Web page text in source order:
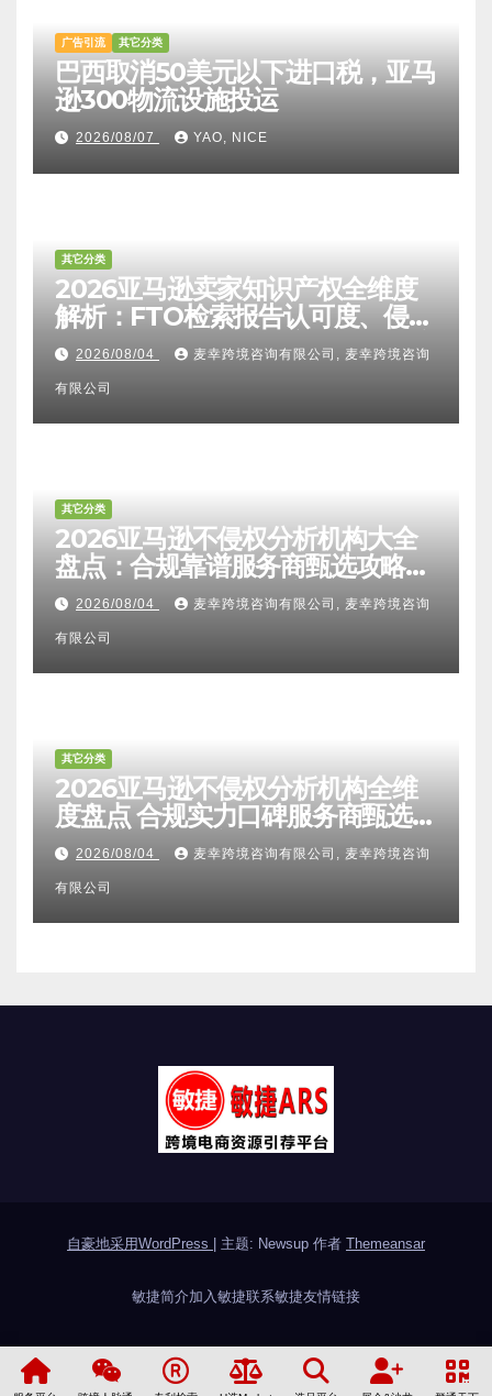
广告引流 其它分类
巴西取消50美元以下进口税，亚马
其它分类
2026亚马逊卖家知识产权全维度
其它分类
2026亚马逊不侵权分析机构大全
其它分类
2026亚马逊不侵权分析机构全维
敏捷简介加入敏捷联系敏捷友情链接